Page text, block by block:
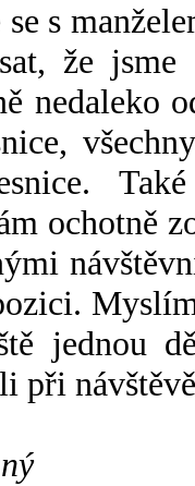
s
že
nedaleko
ochotně
jednou
při